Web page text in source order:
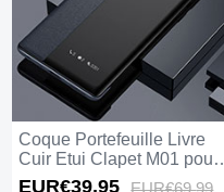
Coque Portefeuille Livre
Cuir Etui Clapet M01 pour
Apple iPhone 15 Pro Max
EUR€39,95 EUR€69,99